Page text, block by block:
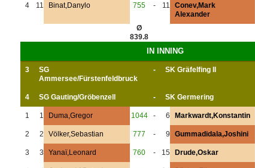
4 11 Binat,Danylo 755 - 11
Conev,Mark
Alexander
Ø
839.8
IN INNING
3
SG
Ammersee/Fürstenfeldbruck
- SK Gräfelfing II
4 SG Gauting/Gröbenzell - SK Germering
1 1 Duma,Gregor 1044 - 6 Markwardt,Konstantin
2 2 Völker,Sebastian 777 - 9 Gummadidala,Joshini
3 3 Yanaï,Leonard 760 - 15 Drude,Oskar